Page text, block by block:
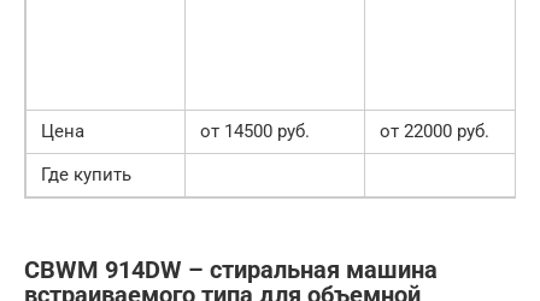
Цена от 14500 руб.
от 22000 руб.
Где купить
CBWM 914DW – стиральная машина